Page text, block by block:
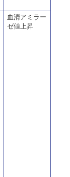
血清アミラー
ゼ値上昇